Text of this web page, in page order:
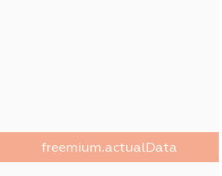
freemium.actualData